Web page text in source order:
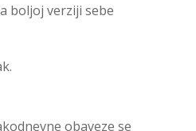
boljoj verziji sebe
obaveze se